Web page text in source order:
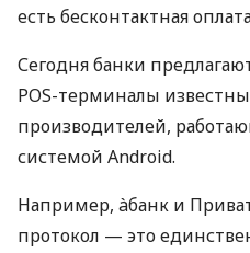
есть бесконтактная
Сегодня банки
POS-терминалы
производителей,
системой Android.
Например, àбанк и
протокол — это